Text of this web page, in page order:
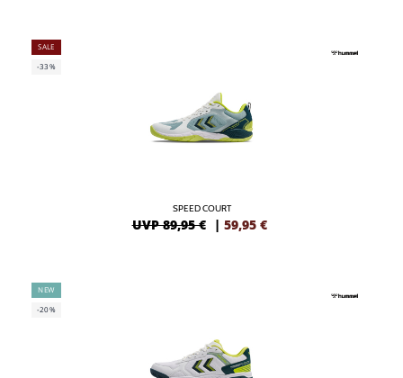
SALE
-33%
SPEED COURT
UVP 89,95 € | 59,95 €
NEW
-20%